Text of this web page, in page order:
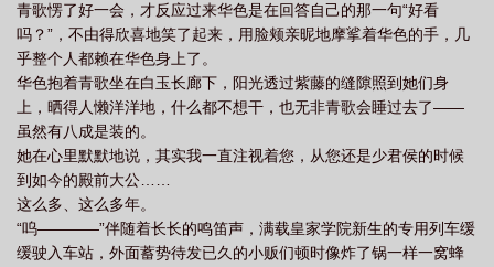
青歌愣了好一会，才反应过来华色是在回答自己的那一句“好看
吗？”，不由得欣喜地笑了起来，用脸颊亲昵地摩挲着华色的手，几
乎整个人都赖在华色身上了。
华色抱着青歌坐在白玉长廊下，阳光透过紫藤的缝隙照到她们身
上，晒得人懒洋洋地，什么都不想干，也无非青歌会睡过去了——
虽然有八成是装的。
她在心里默默地说，其实我一直注视着您，从您还是少君侯的时候
到如今的殿前大公……
这么多、这么多年。
“呜————”伴随着长长的鸣笛声，满载皇家学院新生的专用列车缓
缓驶入车站，外面蓄势待发已久的小贩们顿时像炸了锅一样一窝蜂